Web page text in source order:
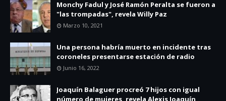
Monchy Fadul y José Ramón Peralta se fueron a
"las trompadas", revela Willy Paz
Marzo 10, 2021
Una persona habría muerto en incidente tras
coroneles presentarse estación de radio
Junio 16, 2022
Joaquín Balaguer procreó 7 hijos con igual
número de mujeres, revela Alexis Joaquín